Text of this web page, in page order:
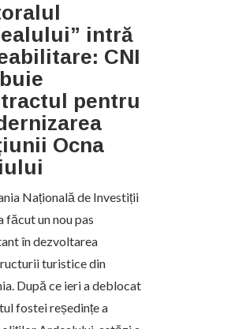
intră
CNI
pentru
Ocna
Națională de Investiții
făcut un nou pas
în dezvoltarea
turistice din
După ce ieri a deblocat
fostei reședințe a